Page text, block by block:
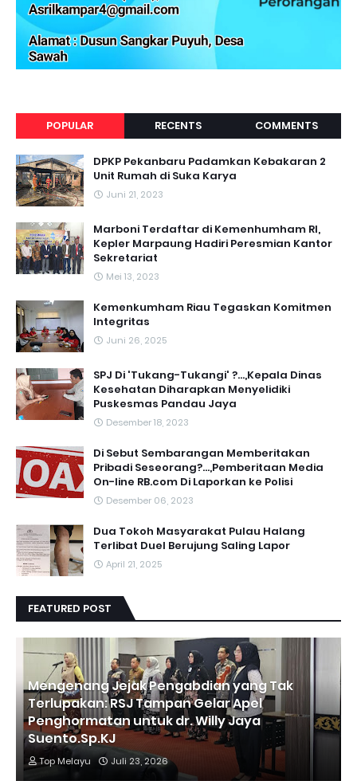
POPULAR RECENTS COMMENTS
DPKP Pekanbaru Padamkan Kebakaran 2
Unit Rumah di Suka Karya
Juni 21, 2023
Marboni Terdaftar di Kemenhumham RI,
Kepler Marpaung Hadiri Peresmian Kantor
Sekretariat
Mei 13, 2023
‎Kemenkumham Riau Tegaskan Komitmen
Integritas
Juni 26, 2025
SPJ Di 'Tukang-Tukangi' ?...,Kepala Dinas
Kesehatan Diharapkan Menyelidiki
Puskesmas Pandau Jaya
Desember 18, 2023
Di Sebut Sembarangan Memberitakan
Pribadi Seseorang?...,Pemberitaan Media
On-line RB.com Di Laporkan ke Polisi
Desember 06, 2023
Dua Tokoh Masyarakat Pulau Halang
Terlibat Duel Berujung Saling Lapor
April 21, 2025
FEATURED POST
Mengenang Jejak Pengabdian yang Tak
Terlupakan: RSJ Tampan Gelar Apel
Penghormatan untuk dr. Willy Jaya
Suento.Sp.KJ
Top Melayu Juli 23, 2026